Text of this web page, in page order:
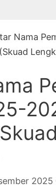
Nama
2025